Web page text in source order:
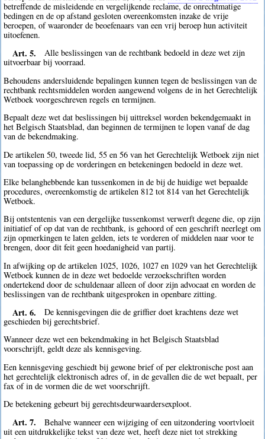
betreffende de misleidende en vergelijkende reclame, de onrechtmatige
bedingen en de op afstand gesloten overeenkomsten inzake de vrije
beroepen, of waaronder de beoefenaars van een vrij beroep hun activiteit
uitoefenen.
Art. 5.
Alle beslissingen van de rechtbank bedoeld in deze wet zijn
uitvoerbaar bij voorraad.
Behoudens andersluidende bepalingen kunnen tegen de beslissingen van de
rechtbank rechtsmiddelen worden aangewend volgens de in het Gerechtelijk
Wetboek voorgeschreven regels en termijnen.
Bepaalt deze wet dat beslissingen bij uittreksel worden bekendgemaakt in
het Belgisch Staatsblad, dan beginnen de termijnen te lopen vanaf de dag
van de bekendmaking.
De artikelen 50, tweede lid, 55 en 56 van het Gerechtelijk Wetboek zijn niet
van toepassing op de vorderingen en betekeningen bedoeld in deze wet.
Elke belanghebbende kan tussenkomen in de bij de huidige wet bepaalde
procedures, overeenkomstig de artikelen 812 tot 814 van het Gerechtelijk
Wetboek.
Bij ontstentenis van een dergelijke tussenkomst verwerft degene die, op zijn
initiatief of op dat van de rechtbank, is gehoord of een geschrift neerlegt om
zijn opmerkingen te laten gelden, iets te vorderen of middelen naar voor te
brengen, door dit feit geen hoedanigheid van partij.
In afwijking op de artikelen 1025, 1026, 1027 en 1029 van het Gerechtelijk
Wetboek kunnen de in deze wet bedoelde verzoekschriften worden
ondertekend door de schuldenaar alleen of door zijn advocaat en worden de
beslissingen van de rechtbank uitgesproken in openbare zitting.
Art. 6.
De kennisgevingen die de griffier doet krachtens deze wet
geschieden bij gerechtsbrief.
Wanneer deze wet een bekendmaking in het Belgisch Staatsblad
voorschrijft, geldt deze als kennisgeving.
Een kennisgeving geschiedt bij gewone brief of per elektronische post aan
het gerechtelijk elektronisch adres of, in de gevallen die de wet bepaalt, per
fax of in de vormen die de wet voorschrijft.
De betekening gebeurt bij gerechtsdeurwaardersexploot.
Art. 7.
Behalve wanneer een wijziging of een uitzondering voortvloeit
uit een uitdrukkelijke tekst van deze wet, heeft deze niet tot strekking